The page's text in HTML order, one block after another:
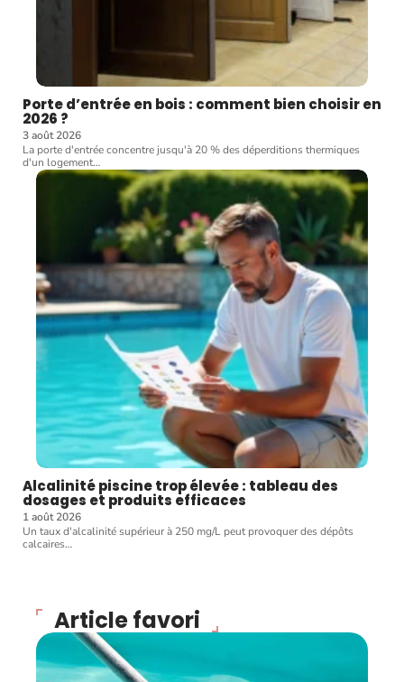
Porte d’entrée en bois : comment bien choisir en
2026 ?
3 août 2026
La porte d'entrée concentre jusqu'à 20 % des déperditions thermiques
d'un logement…
Alcalinité piscine trop élevée : tableau des
dosages et produits efficaces
1 août 2026
Un taux d'alcalinité supérieur à 250 mg/L peut provoquer des dépôts
calcaires…
Article favori